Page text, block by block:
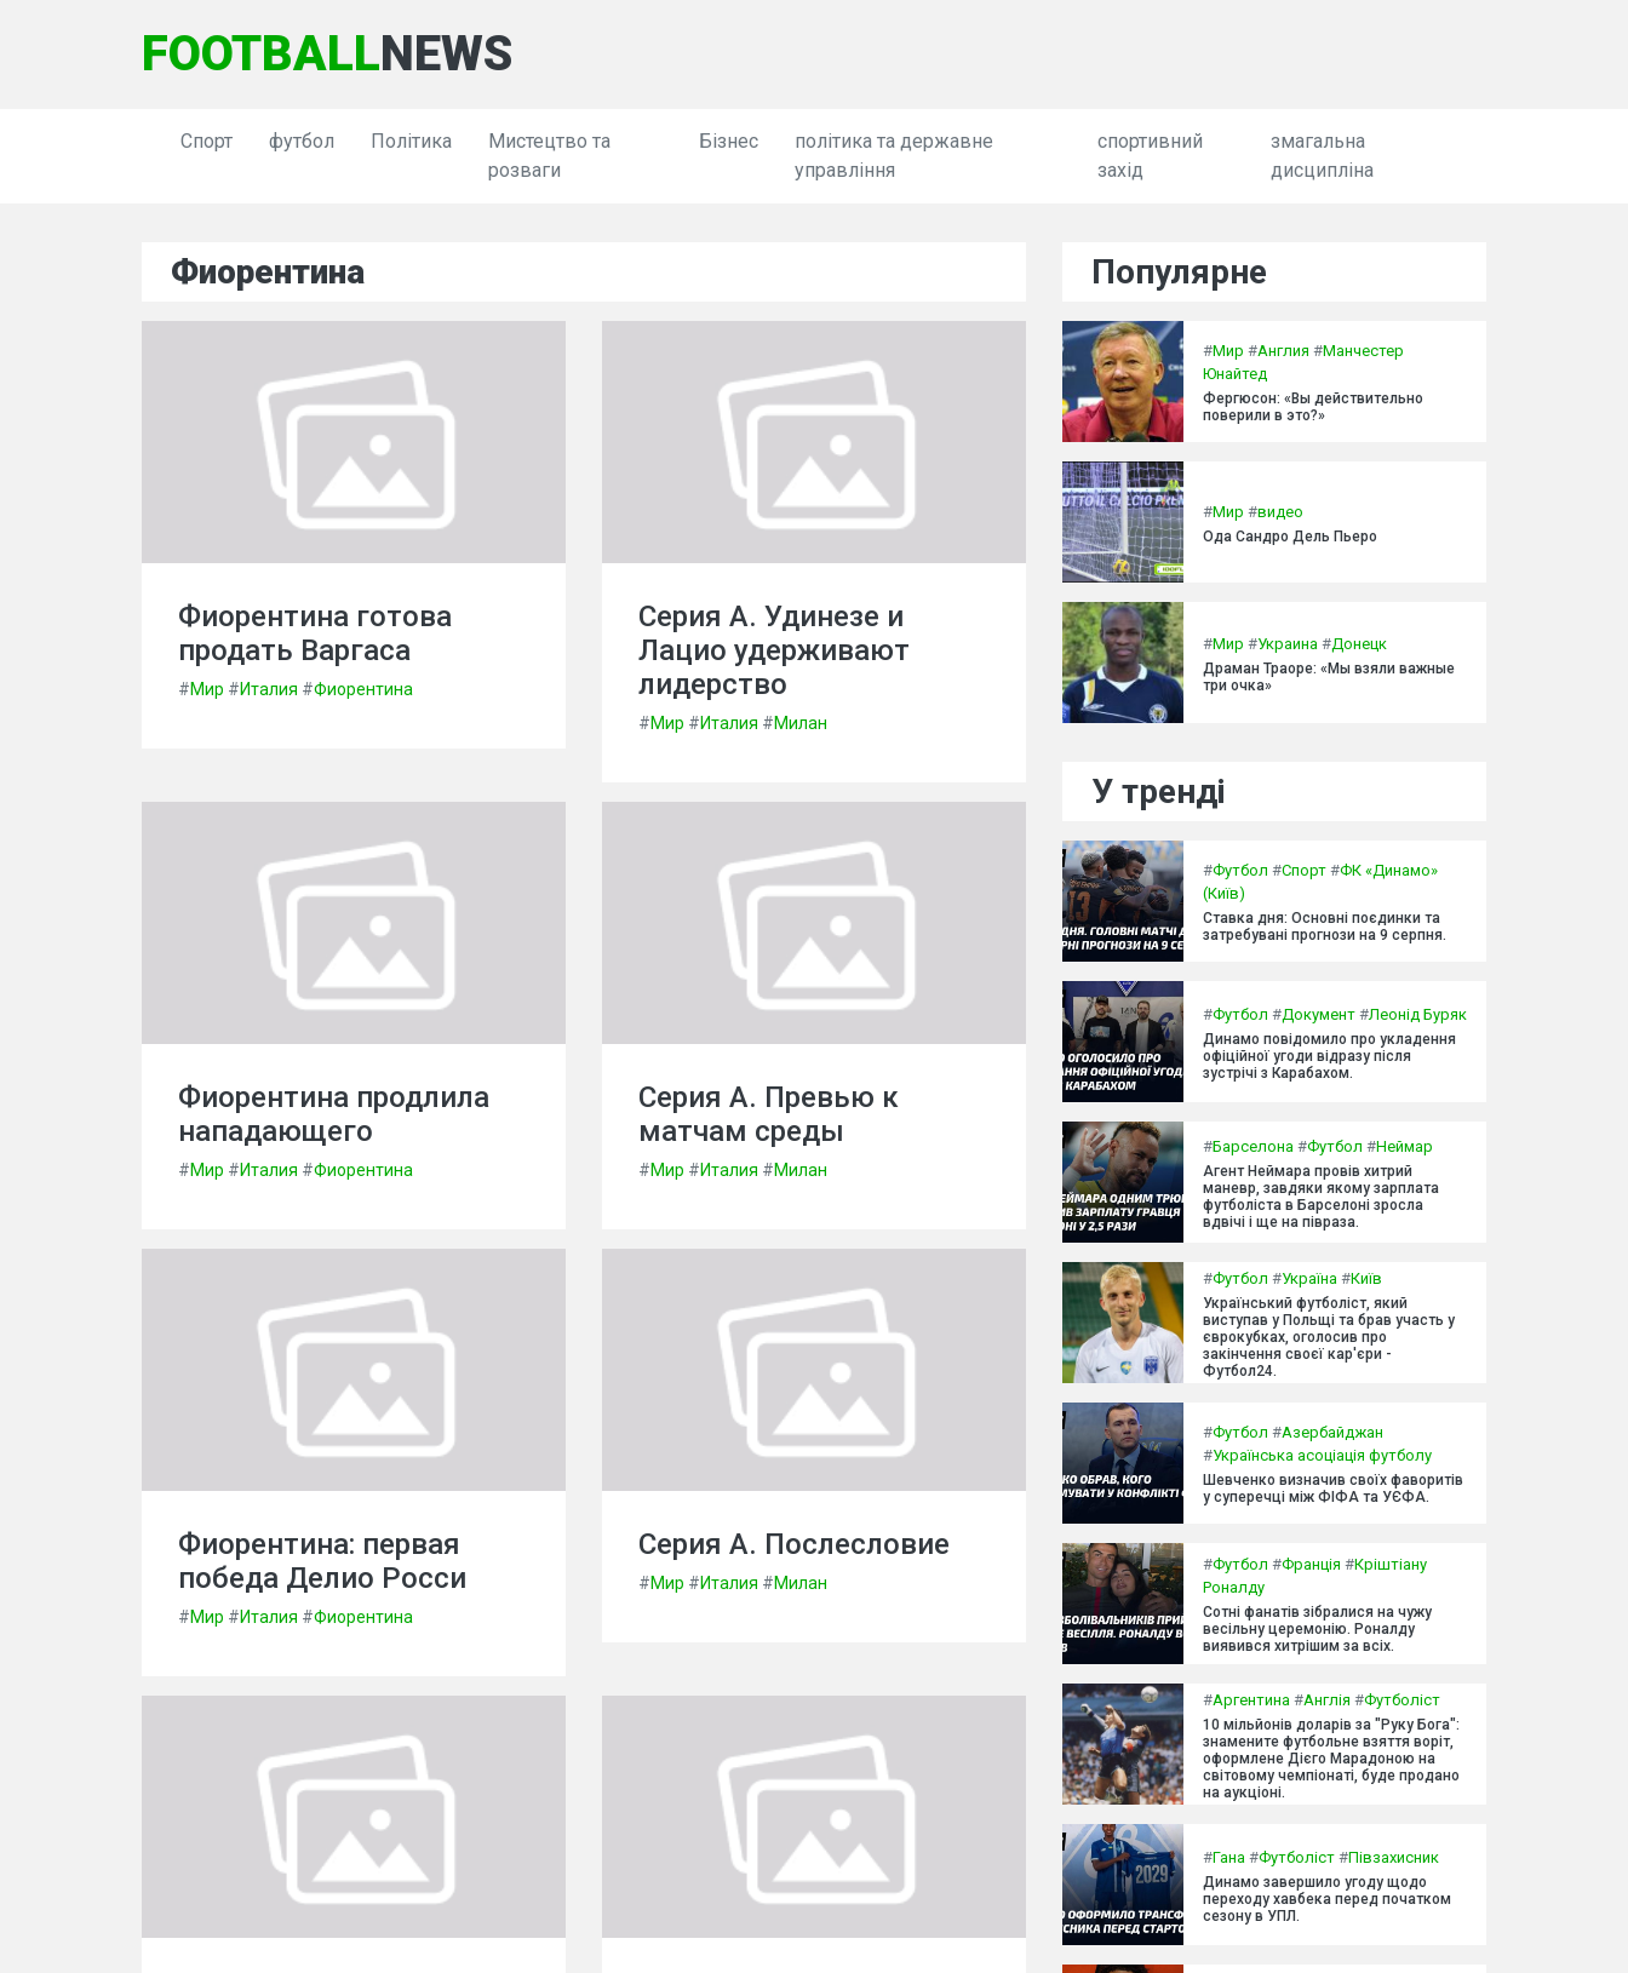
FOOTBALLNEWS
Спорт футбол Політика
Мистецтво та
розваги
Бізнес
політика та державне
управління
спортивний
захід
змагальна
дисципліна
Фиорентина
Фиорентина готова
продать Варгаса
#Мир #Италия #Фиорентина
Серия А. Удинезе и
Лацио удерживают
лидерство
#Мир #Италия #Милан
Фиорентина продлила
нападающего
#Мир #Италия #Фиорентина
Серия А. Превью к
матчам среды
#Мир #Италия #Милан
Фиорентина: первая
победа Делио Росси
#Мир #Италия #Фиорентина
Серия А. Послесловие
#Мир #Италия #Милан
Популярне
#Мир #Англия #Манчестер
Юнайтед
Фергюсон: «Вы действительно
поверили в это?»
#Мир #видео
Ода Сандро Дель Пьеро
#Мир #Украина #Донецк
Драман Траоре: «Мы взяли важные
три очка»
У тренді
#Футбол #Спорт #ФК «Динамо»
(Київ)
Ставка дня: Основні поєдинки та
затребувані прогнози на 9 серпня.
#Футбол #Документ #Леонід Буряк
Динамо повідомило про укладення
офіційної угоди відразу після
зустрічі з Карабахом.
#Барселона #Футбол #Неймар
Агент Неймара провів хитрий
маневр, завдяки якому зарплата
футболіста в Барселоні зросла
вдвічі і ще на півраза.
#Футбол #Україна #Київ
Український футболіст, який
виступав у Польщі та брав участь у
єврокубках, оголосив про
закінчення своєї кар'єри -
Футбол24.
#Футбол #Азербайджан
#Українська асоціація футболу
Шевченко визначив своїх фаворитів
у суперечці між ФІФА та УЄФА.
#Футбол #Франція #Кріштіану
Роналду
Сотні фанатів зібралися на чужу
весільну церемонію. Роналду
виявився хитрішим за всіх.
#Аргентина #Англія #Футболіст
10 мільйонів доларів за "Руку Бога":
знамените футбольне взяття воріт,
оформлене Дієго Марадоною на
світовому чемпіонаті, буде продано
на аукціоні.
#Гана #Футболіст #Півзахисник
Динамо завершило угоду щодо
переходу хавбека перед початком
сезону в УПЛ.